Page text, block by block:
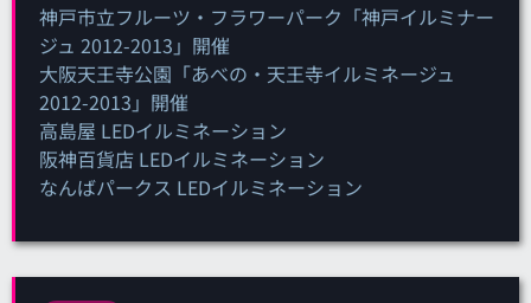
神戸市立フルーツ・フラワーパーク「神戸イルミナー
ジュ 2012-2013」開催
大阪天王寺公園「あべの・天王寺イルミネージュ
2012-2013」開催
高島屋 LEDイルミネーション
阪神百貨店 LEDイルミネーション
なんばパークス LEDイルミネーション